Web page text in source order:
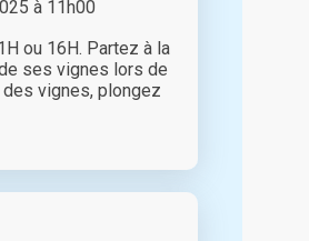
à 11h00
ou 16H. Partez à la
ses vignes lors de
vignes, plongez